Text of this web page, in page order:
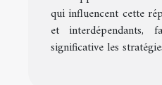
qui influencent cette
et interdépendants,
significative les